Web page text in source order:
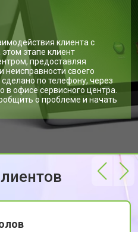
клиента с
этапе клиент
предоставляя
своего
по телефону, через
в офисе сервисного центра.
о проблеме и начать